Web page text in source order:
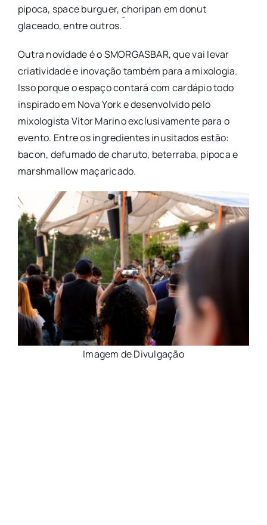
pipoca, space burguer, choripan em donut
glaceado, entre outros.
Outra novidade é o SMORGASBAR, que vai levar
criatividade e inovação também para a mixologia.
Isso porque o espaço contará com cardápio todo
inspirado em Nova York e desenvolvido pelo
mixologista Vitor Marino exclusivamente para o
evento. Entre os ingredientes inusitados estão:
bacon, defumado de charuto, beterraba, pipoca e
marshmallow maçaricado.
Imagem de Divulgação